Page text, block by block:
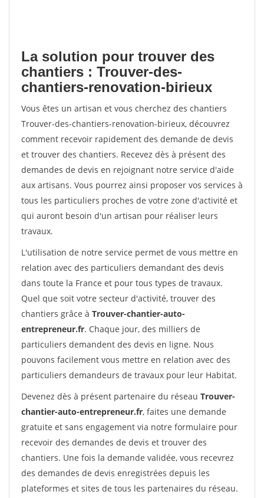
La solution pour trouver des
chantiers : Trouver-des-
chantiers-renovation-birieux
Vous êtes un artisan et vous cherchez des chantiers
Trouver-des-chantiers-renovation-birieux, découvrez
comment recevoir rapidement des demande de devis
et trouver des chantiers. Recevez dès à présent des
demandes de devis en rejoignant notre service d'aide
aux artisans. Vous pourrez ainsi proposer vos services à
tous les particuliers proches de votre zone d'activité et
qui auront besoin d'un artisan pour réaliser leurs
travaux.
L'utilisation de notre service permet de vous mettre en
relation avec des particuliers demandant des devis
dans toute la France et pour tous types de travaux.
Quel que soit votre secteur d'activité, trouver des
chantiers grâce à Trouver-chantier-auto-
entrepreneur.fr. Chaque jour, des milliers de
particuliers demandent des devis en ligne. Nous
pouvons facilement vous mettre en relation avec des
particuliers demandeurs de travaux pour leur Habitat.
Devenez dès à présent partenaire du réseau Trouver-
chantier-auto-entrepreneur.fr, faites une demande
gratuite et sans engagement via notre formulaire pour
recevoir des demandes de devis et trouver des
chantiers. Une fois la demande validée, vous recevrez
des demandes de devis enregistrées depuis les
plateformes et sites de tous les partenaires du réseau.